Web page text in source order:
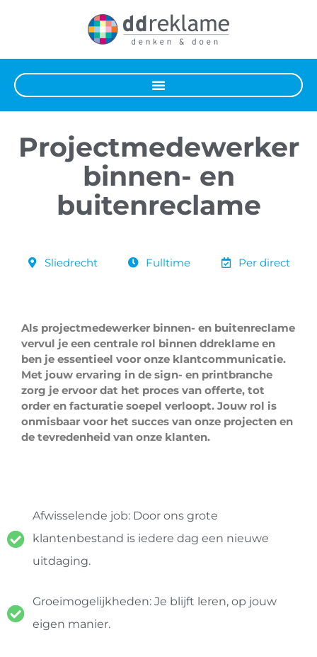
Projectmedewerker
binnen- en
buitenreclame
Sliedrecht Fulltime Per direct
Als projectmedewerker binnen- en buitenreclame
vervul je een centrale rol binnen ddreklame en
ben je essentieel voor onze klantcommunicatie.
Met jouw ervaring in de sign- en printbranche
zorg je ervoor dat het proces van offerte, tot
order en facturatie soepel verloopt. Jouw rol is
onmisbaar voor het succes van onze projecten en
de tevredenheid van onze klanten.
Afwisselende job: Door ons grote
klantenbestand is iedere dag een nieuwe
uitdaging.
Groeimogelijkheden: Je blijft leren, op jouw
eigen manier.